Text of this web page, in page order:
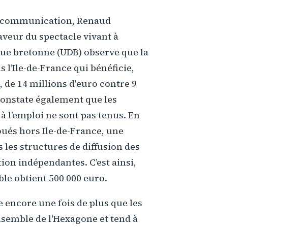
Renaud
du spectacle vivant à
bretonne (UDB) observe que la
de-France qui bénéficie,
de 14 millions d'euro contre 9
également que les
ne sont pas tenus. En
hors Ile-de-France, une
les structures de diffusion des
indépendantes. C’est ainsi,
obtient 500 000 euro.
encore une fois de plus que les
de l'Hexagone et tend à